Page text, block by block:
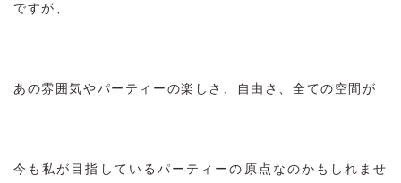
ですが、
あの雰囲気やパーティーの楽しさ、自由さ、全ての空間が
今も私が目指しているパーティーの原点なのかもしれませ